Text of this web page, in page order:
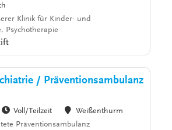
Klinik für Kinder- und
Psychotherapie
/ Präventionsambulanz
Voll/Teilzeit
Weißenthurm
Präventionsambulanz